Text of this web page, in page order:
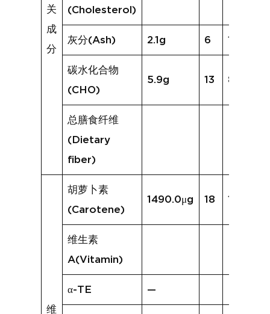
关
成
分
(Cholesterol)
灰分(Ash) 2.1g 6 1.3g
碳水化合物
(CHO)
5.9g 13 8.3g
总膳食纤维
(Dietary
fiber)
维
胡萝卜素
(Carotene)
1490.0μg 18
维生素
A(Vitamin)
α-TE —